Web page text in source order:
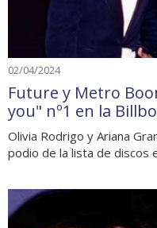
02/04/2024
Future y Metro
you" nº1 en la
Olivia Rodrigo y Ariana
podio de la lista de discos